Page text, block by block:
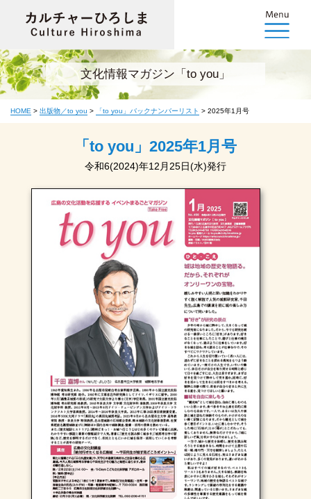
文化情報マガジン「to you」
HOME > 出版物／to you > 「to you」バックナンバーリスト > 2025年1月号
「to you」2025年1月号
令和6(2024)年12月25日(水)発行